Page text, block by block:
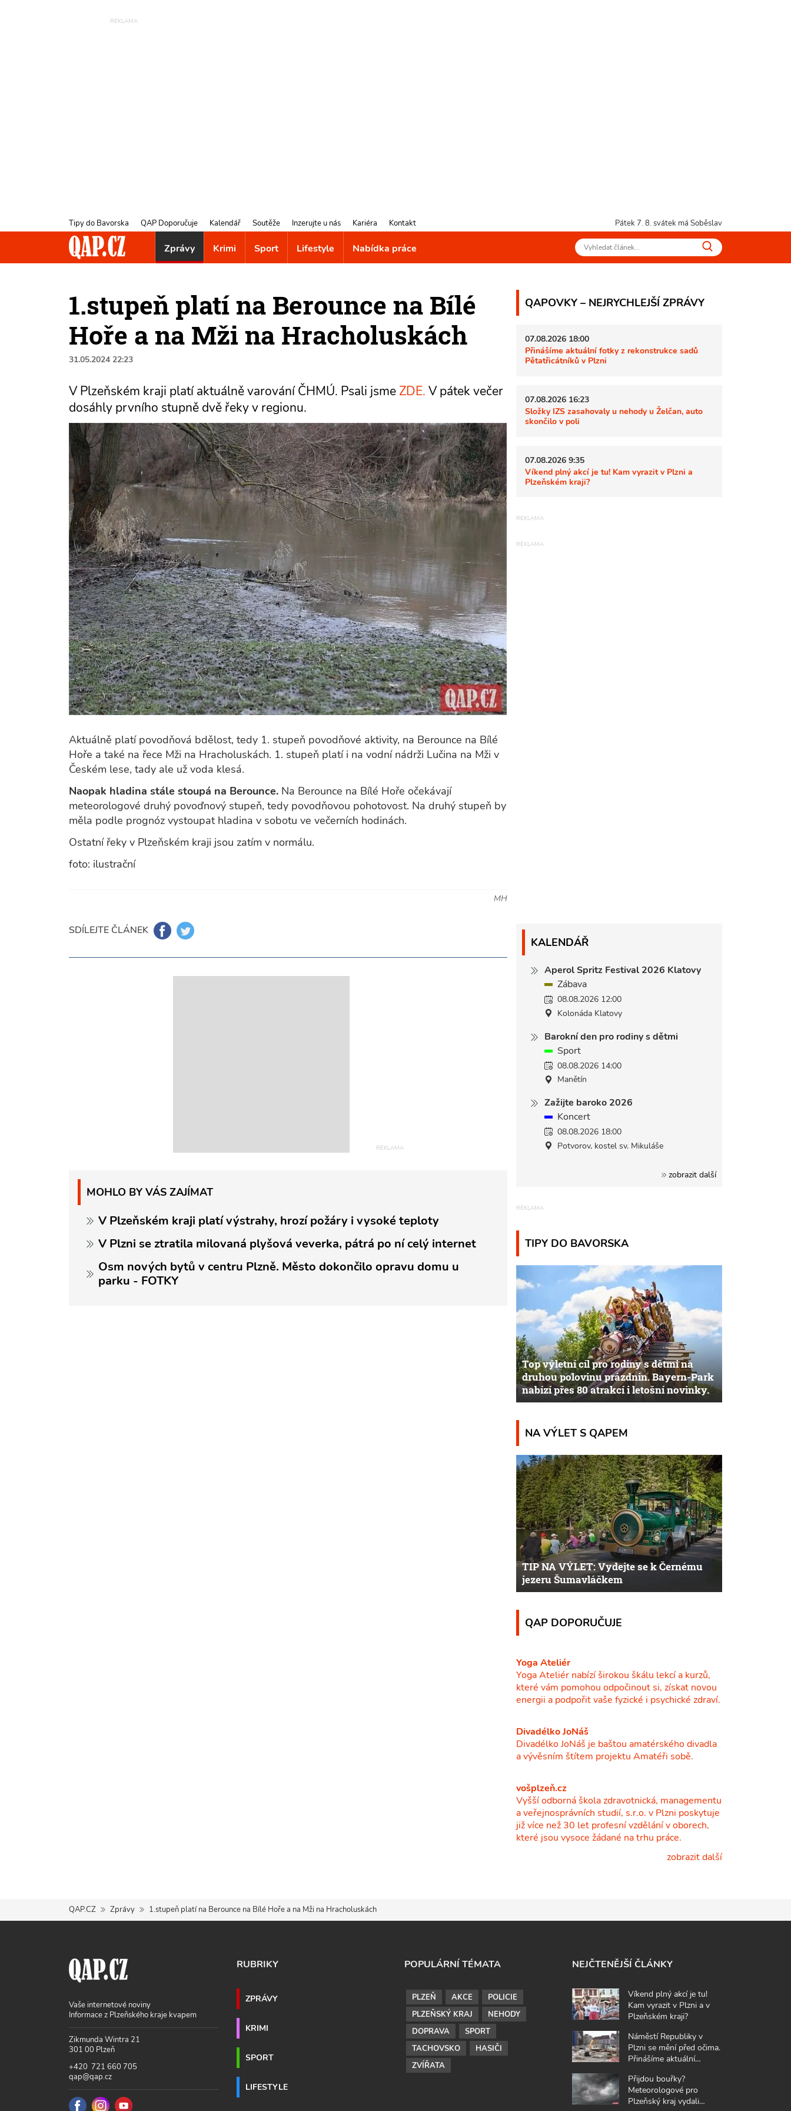
Tipy do Bavorska QAP Doporučuje Kalendář Soutěže Inzerujte u nás Kariéra Kontakt Pátek 7. 8. svátek má Soběslav
Zprávy Krimi Sport Lifestyle Nabídka práce
1.stupeň platí na Berounce na Bílé
Hoře a na Mži na Hracholuskách
31.05.2024 22:23
V Plzeňském kraji platí aktuálně varování ČHMÚ. Psali jsme ZDE. V pátek večer
dosáhly prvního stupně dvě řeky v regionu.
Aktuálně platí povodňová bdělost, tedy 1. stupeň povodňové aktivity, na Berounce na Bílé
Hoře a také na řece Mži na Hracholuskách. 1. stupeň platí i na vodní nádrži Lučina na Mži v
Českém lese, tady ale už voda klesá.
Naopak hladina stále stoupá na Berounce. Na Berounce na Bílé Hoře očekávají
meteorologové druhý povoďnový stupeň, tedy povodňovou pohotovost. Na druhý stupeň by
měla podle prognóz vystoupat hladina v sobotu ve večerních hodinách.
Ostatní řeky v Plzeňském kraji jsou zatím v normálu.
foto: ilustrační
MH
SDÍLEJTE ČLÁNEK
MOHLO BY VÁS ZAJÍMAT
V Plzeňském kraji platí výstrahy, hrozí požáry i vysoké teploty
V Plzni se ztratila milovaná plyšová veverka, pátrá po ní celý internet
Osm nových bytů v centru Plzně. Město dokončilo opravu domu u
parku - FOTKY
QAPOVKY – NEJRYCHLEJŠÍ ZPRÁVY
07.08.2026 18:00
Přinášíme aktuální fotky z rekonstrukce sadů
Pětatřicátníků v Plzni
07.08.2026 16:23
Složky IZS zasahovaly u nehody u Želčan, auto
skončilo v poli
07.08.2026 9:35
Víkend plný akcí je tu! Kam vyrazit v Plzni a
Plzeňském kraji?
KALENDÁŘ
Aperol Spritz Festival 2026 Klatovy
Zábava
08.08.2026 12:00
Kolonáda Klatovy
Barokní den pro rodiny s dětmi
Sport
08.08.2026 14:00
Manětín
Zažijte baroko 2026
Koncert
08.08.2026 18:00
Potvorov, kostel sv. Mikuláše
zobrazit další
TIPY DO BAVORSKA
Top výletní cíl pro rodiny s dětmi na
druhou polovinu prázdnin. Bayern-Park
nabízí přes 80 atrakcí i letošní novinky.
NA VÝLET S QAPEM
TIP NA VÝLET: Vydejte se k Černému
jezeru Šumavláčkem
QAP DOPORUČUJE
Yoga Ateliér
Yoga Ateliér nabízí širokou škálu lekcí a kurzů,
které vám pomohou odpočinout si, získat novou
energii a podpořit vaše fyzické i psychické zdraví.
Divadélko JoNáš
Divadélko JoNáš je baštou amatérského divadla
a vývěsním štítem projektu Amatéři sobě.
vošplzeň.cz
Vyšší odborná škola zdravotnická, managementu
a veřejnosprávních studií, s.r.o. v Plzni poskytuje
již více než 30 let profesní vzdělání v oborech,
které jsou vysoce žádané na trhu práce.
zobrazit další
QAP.CZ Zprávy 1.stupeň platí na Berounce na Bílé Hoře a na Mži na Hracholuskách
Vaše internetové noviny
Informace z Plzeňského kraje kvapem
Zikmunda Wintra 21
301 00 Plzeň
+420 721 660 705
qap@qap.cz
RUBRIKY
ZPRÁVY
KRIMI
SPORT
LIFESTYLE
POPULÁRNÍ TÉMATA
PLZEŇ AKCE
POLICIE
PLZEŇSKÝ KRAJ
NEHODY
DOPRAVA
SPORT
TACHOVSKO
HASIČI
ZVÍŘATA
NEJČTENĚJŠÍ ČLÁNKY
Víkend plný akcí je tu!
Kam vyrazit v Plzni a v
Plzeňském kraji?
Náměstí Republiky v
Plzni se mění před očima.
Přinášíme aktuální
Přijdou bouřky?
Meteorologové pro
Plzeňský kraj vydali